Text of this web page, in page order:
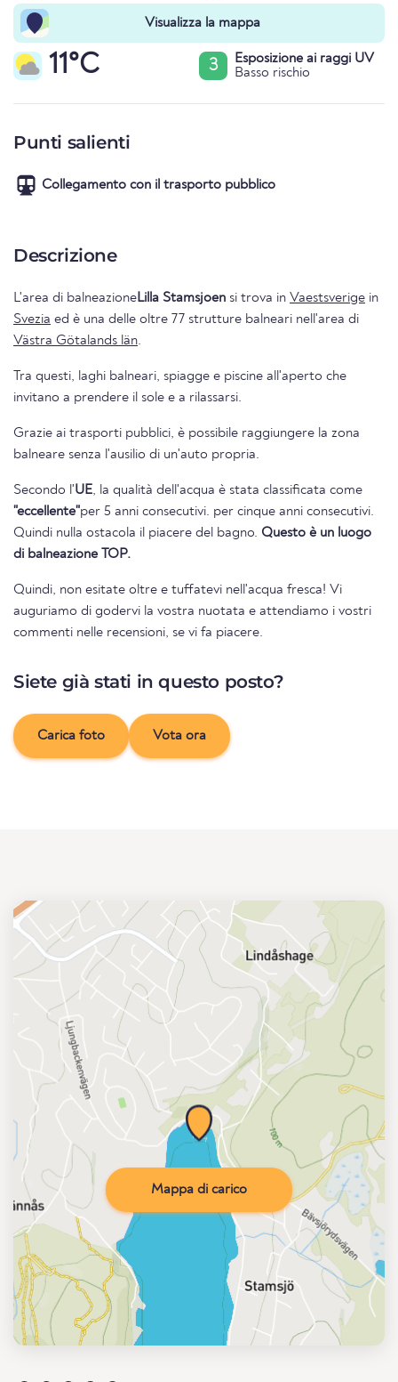
Visualizza la mappa
11°C 3
Esposizione ai raggi UV
Basso rischio
Punti salienti
Collegamento con il trasporto pubblico
Descrizione
L'area di balneazioneLilla Stamsjoen si trova in Vaestsverige in
Svezia ed è una delle oltre 77 strutture balneari nell'area di
Västra Götalands län.
Tra questi, laghi balneari, spiagge e piscine all'aperto che
invitano a prendere il sole e a rilassarsi.
Grazie ai trasporti pubblici, è possibile raggiungere la zona
balneare senza l'ausilio di un'auto propria.
Secondo l'UE, la qualità dell'acqua è stata classificata come
"eccellente"per 5 anni consecutivi. per cinque anni consecutivi.
Quindi nulla ostacola il piacere del bagno. Questo è un luogo
di balneazione TOP.
Quindi, non esitate oltre e tuffatevi nell'acqua fresca! Vi
auguriamo di godervi la vostra nuotata e attendiamo i vostri
commenti nelle recensioni, se vi fa piacere.
Siete già stati in questo posto?
Carica foto Vota ora
Mappa di carico